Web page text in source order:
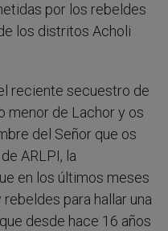
por los rebeldes
los distritos Acholi
reciente secuestro de
menor de Lachor y os
del Señor que os
ARLPI, la
en los últimos meses
para hallar una
desde hace 16 años